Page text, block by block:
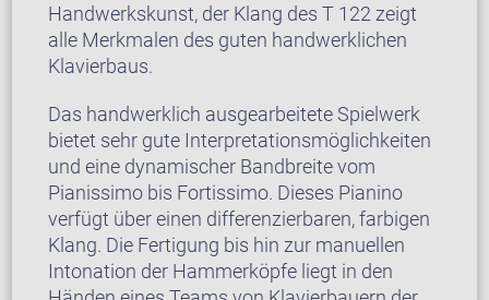
Handwerkskunst, der Klang des T 122 zeigt
alle Merkmalen des guten handwerklichen
Klavierbaus.
Das handwerklich ausgearbeitete Spielwerk
bietet sehr gute Interpretationsmöglichkeiten
und eine dynamischer Bandbreite vom
Pianissimo bis Fortissimo. Dieses Pianino
verfügt über einen differenzierbaren, farbigen
Klang. Die Fertigung bis hin zur manuellen
Intonation der Hammerköpfe liegt in den